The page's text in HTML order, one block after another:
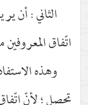
الثاني : أن
اتّفاق
وهذه